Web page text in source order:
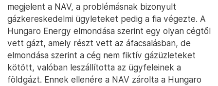
megjelent a NAV, a problémásnak bizonyult
gázkereskedelmi ügyleteket pedig a fia végezte. A
Hungaro Energy elmondása szerint egy olyan cégtől
vett gázt, amely részt vett az áfacsalásban, de
elmondása szerint a cég nem fiktív gázüzleteket
kötött, valóban leszállította az ügyfeleinek a
földgázt. Ennek ellenére a NAV zárolta a Hungaro